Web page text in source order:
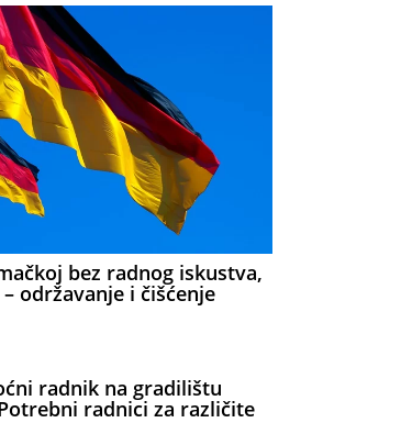
bez radnog iskustva,
održavanje i čišćenje
radnik na gradilištu
radnici za različite